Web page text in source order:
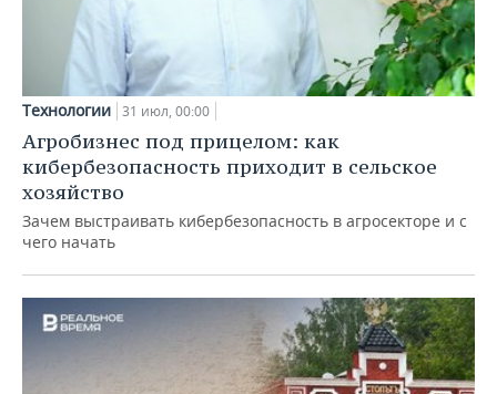
Технологии 31 июл, 00:00
Агробизнес под прицелом: как
кибербезопасность приходит в сельское
хозяйство
Зачем выстраивать кибербезопасность в агросекторе и с
чего начать